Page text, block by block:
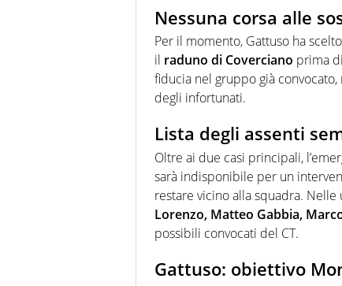
Nessuna corsa alle
Per il momento, Gattuso ha
il raduno di Coverciano prima
fiducia nel gruppo già
degli infortunati.
Lista degli assenti
Oltre ai due casi principali,
sarà indisponibile per un
restare vicino alla squadra.
Lorenzo, Matteo Gabbia,
possibili convocati del CT.
Gattuso: obiettivo